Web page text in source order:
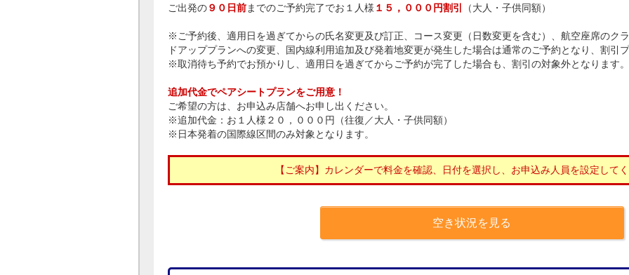
ご出発の９０日前までのご予約完了でお１人様 １５，０００円割引 （大人・子供同額）
※ご予約後、適用日を過ぎてからの氏名変更及び訂正、コース変更（日数変更を含む）、航空座席のク
ドアッププランへの変更、国内線利用追加及び発着地変更が発生した場合は通常のご予約となり、割引
※取消待ち予約でお預かりし、適用日を過ぎてからご予約が完了した場合も、割引の対象外となります。
追加代金でペアシートプランをご用意！
ご希望の方は、お申込み店舗へお申し出ください。
※追加代金：お１人様２０，０００円（往復／大人・子供同額）
※日本発着の国際線区間のみ対象となります。
【ご案内】カレンダーで料金を確認、日付を選択し、お申込み人員を設定して
空き状況を見る